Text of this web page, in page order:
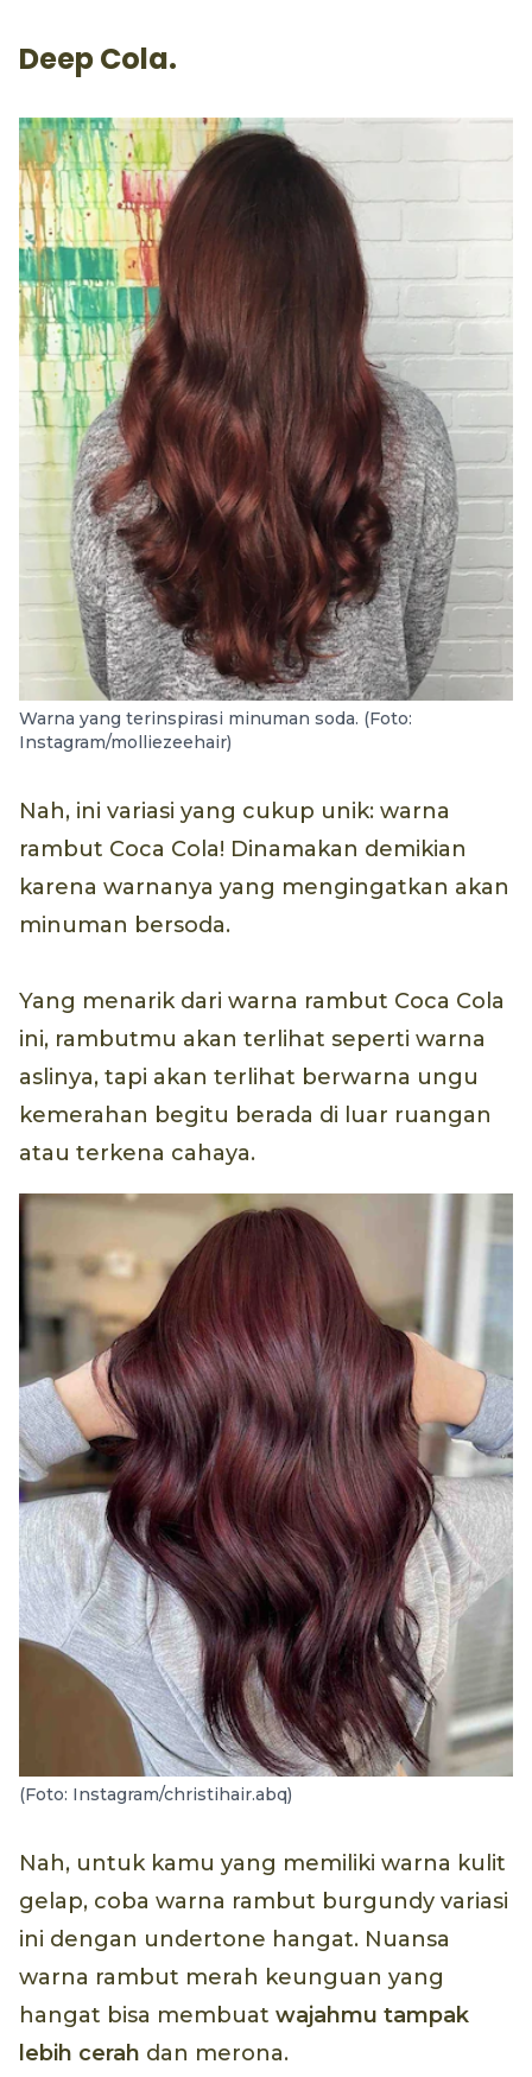
Deep Cola.
Warna yang terinspirasi minuman soda. (Foto:
Instagram/molliezeehair)
Nah, ini variasi yang cukup unik: warna
rambut Coca Cola! Dinamakan demikian
karena warnanya yang mengingatkan akan
minuman bersoda.
Yang menarik dari warna rambut Coca Cola
ini, rambutmu akan terlihat seperti warna
aslinya, tapi akan terlihat berwarna ungu
kemerahan begitu berada di luar ruangan
atau terkena cahaya.
(Foto: Instagram/christihair.abq)
Nah, untuk kamu yang memiliki warna kulit
gelap, coba warna rambut burgundy variasi
ini dengan undertone hangat. Nuansa
warna rambut merah keunguan yang
hangat bisa membuat wajahmu tampak
lebih cerah dan merona.